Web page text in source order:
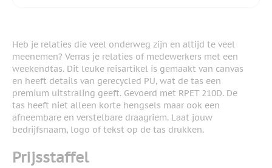
Heb je relaties die veel onderweg zijn en altijd te veel
meenemen? Verras je relaties of medewerkers met een
weekendtas. Dit leuke reisartikel is gemaakt van canvas
en heeft details van gerecycled PU, wat de tas een
premium uitstraling geeft. Gevoerd met RPET 210D. De
tas heeft niet alleen korte hengsels maar ook een
afneembare en verstelbare draagriem. Laat jouw
bedrijfsnaam, logo of tekst op de tas drukken.
Prijsstaffel